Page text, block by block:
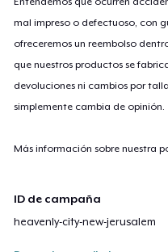
mal impreso o defectuoso, con
ofreceremos un reembolso
que nuestros productos se
devoluciones ni cambios por
simplemente cambia de opinión.
Más información sobre nuestra
ID de campaña
heavenly-city-new-jerusalem